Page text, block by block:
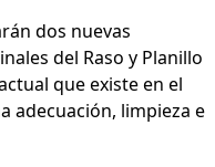
dos nuevas
del Raso y Planillo
que existe en el
adecuación, limpieza e